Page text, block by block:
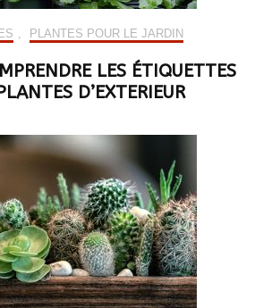
PLANTES POUR LE JARDIN
LES ÉTIQUETTES
D’EXTERIEUR